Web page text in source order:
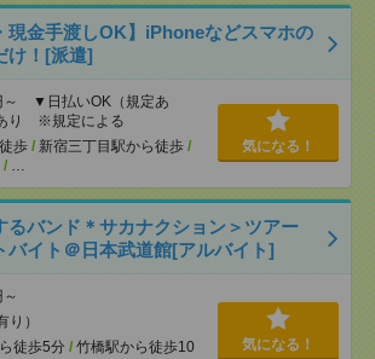
現金手渡しOK】iPhoneなどスマホの
け！[派遣]
～ ▼日払いOK（規定あ
り ※規定による
歩 / 新宿三丁目駅から徒歩 /
/ …
気になる！
るバンド＊サカナクション＞ツアー
バイト＠日本武道館[アルバイト]
り）
徒歩5分 / 竹橋駅から徒歩10
気になる！